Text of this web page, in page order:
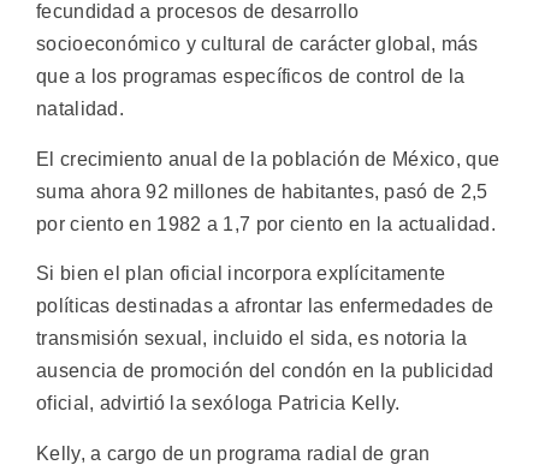
fecundidad a procesos de desarrollo
socioeconómico y cultural de carácter global, más
que a los programas específicos de control de la
natalidad.
El crecimiento anual de la población de México, que
suma ahora 92 millones de habitantes, pasó de 2,5
por ciento en 1982 a 1,7 por ciento en la actualidad.
Si bien el plan oficial incorpora explícitamente
políticas destinadas a afrontar las enfermedades de
transmisión sexual, incluido el sida, es notoria la
ausencia de promoción del condón en la publicidad
oficial, advirtió la sexóloga Patricia Kelly.
Kelly, a cargo de un programa radial de gran